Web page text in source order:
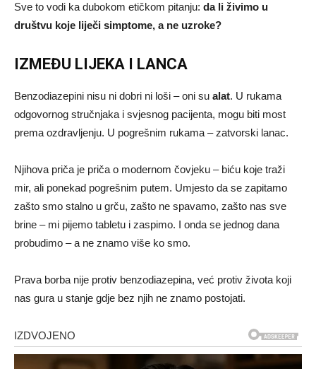
Sve to vodi ka dubokom etičkom pitanju: da li živimo u
društvu koje liječi simptome, a ne uzroke?
IZMEĐU LIJEKA I LANCA
Benzodiazepini nisu ni dobri ni loši – oni su alat. U rukama
odgovornog stručnjaka i svjesnog pacijenta, mogu biti most
prema ozdravljenju. U pogrešnim rukama – zatvorski lanac.
Njihova priča je priča o modernom čovjeku – biću koje traži
mir, ali ponekad pogrešnim putem. Umjesto da se zapitamo
zašto smo stalno u grču, zašto ne spavamo, zašto nas sve
brine – mi pijemo tabletu i zaspimo. I onda se jednog dana
probudimo – a ne znamo više ko smo.
Prava borba nije protiv benzodiazepina, već protiv života koji
nas gura u stanje gdje bez njih ne znamo postojati.